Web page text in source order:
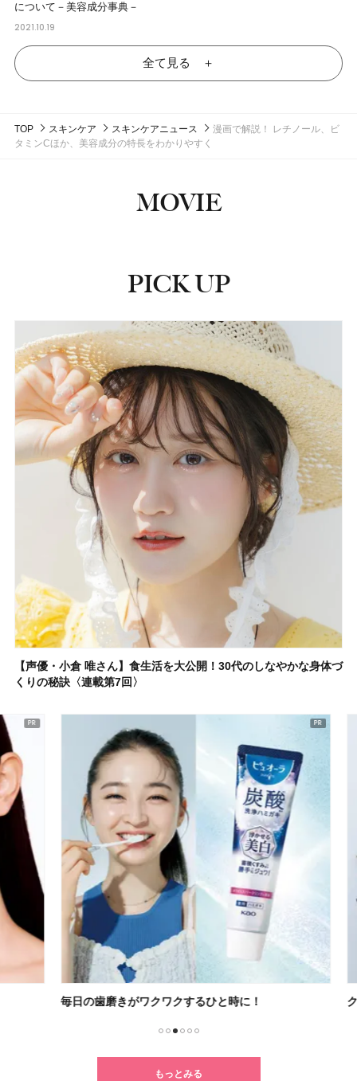
について－美容成分事典－
2021.10.19
全て見る ＋
TOP スキンケア スキンケアニュース
漫画で解説！ レチノール、ビ
タミンCほか、美容成分の特長をわかりやすく
MOVIE
PICK UP
【声優・小倉 唯さん】食生活を大公開！30代のしなやかな身体づ
くりの秘訣〈連載第7回〉
毎日の歯磨きがワクワクするひと時に！ ク
もっとみる